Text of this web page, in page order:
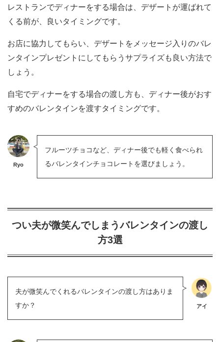
レストランでディナーをする場合は、デザートが運ばれて
くる前が、良いタイミングです。
お店に協力してもらい、デザートをメッセージ入りのバレ
ンタインプレゼントにしてもらうサプライズも良い方法で
しょう。
自宅でディナーをする場合の渡し方も、ディナー後がおす
すめのバレンタインを渡すタイミングです。
Ryo
フルーツチョコなど、ディナー後でも軽く食べられ
るバレンタインチョコレートを選びましょう。
つい夫が微笑んでしまうバレンタインの渡し
方3選
夫が微笑んでくれるバレンタインの渡し方はありま
すか？
アイ